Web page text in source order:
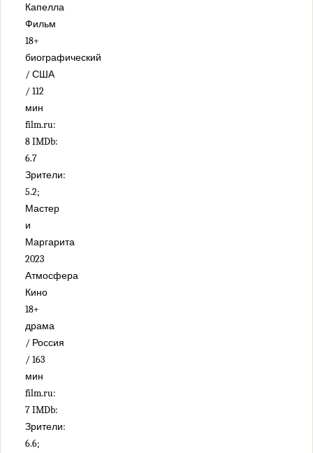
Капелла
Фильм
18+
биографический
/ США
/ 112
мин
film.ru:
8 IMDb:
6.7
Зрители:
5.2;
Мастер
и
Маргарита
2023
Атмосфера
Кино
18+
драма
/ Россия
/ 163
мин
film.ru:
7 IMDb:
Зрители:
6.6;